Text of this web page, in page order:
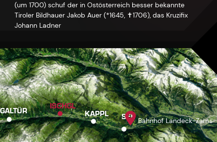
(um 1700) schuf der in Ostösterreich besser bekannte
Tiroler Bildhauer Jakob Auer (*1645, ✝1706), das Kruzifix
Johann Ladner
GALTÜR ISCHGL
KAPPL SEE Bahnhof Landeck-Zams